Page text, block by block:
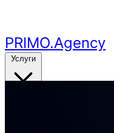
PRIMO.Agency